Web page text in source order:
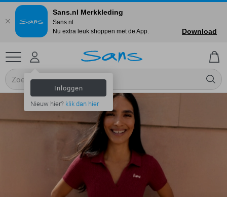
Inloggen
Nieuw hier? klik dan hier
Sans.nl Merkkleding
Sans.nl
Nu extra leuk shoppen met de App.
Download